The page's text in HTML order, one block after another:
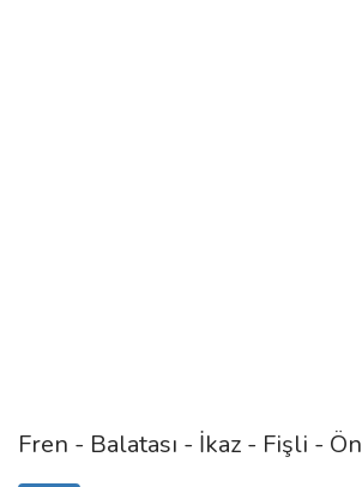
Fren - Balatası - İkaz - Fişli - Ön